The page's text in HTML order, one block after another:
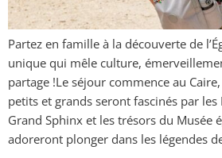
Partez en famille à la découverte de
unique qui mêle culture,
partage !Le séjour commence au
petits et grands seront fascinés par
Grand Sphinx et les trésors du Musée
adoreront plonger dans les légendes